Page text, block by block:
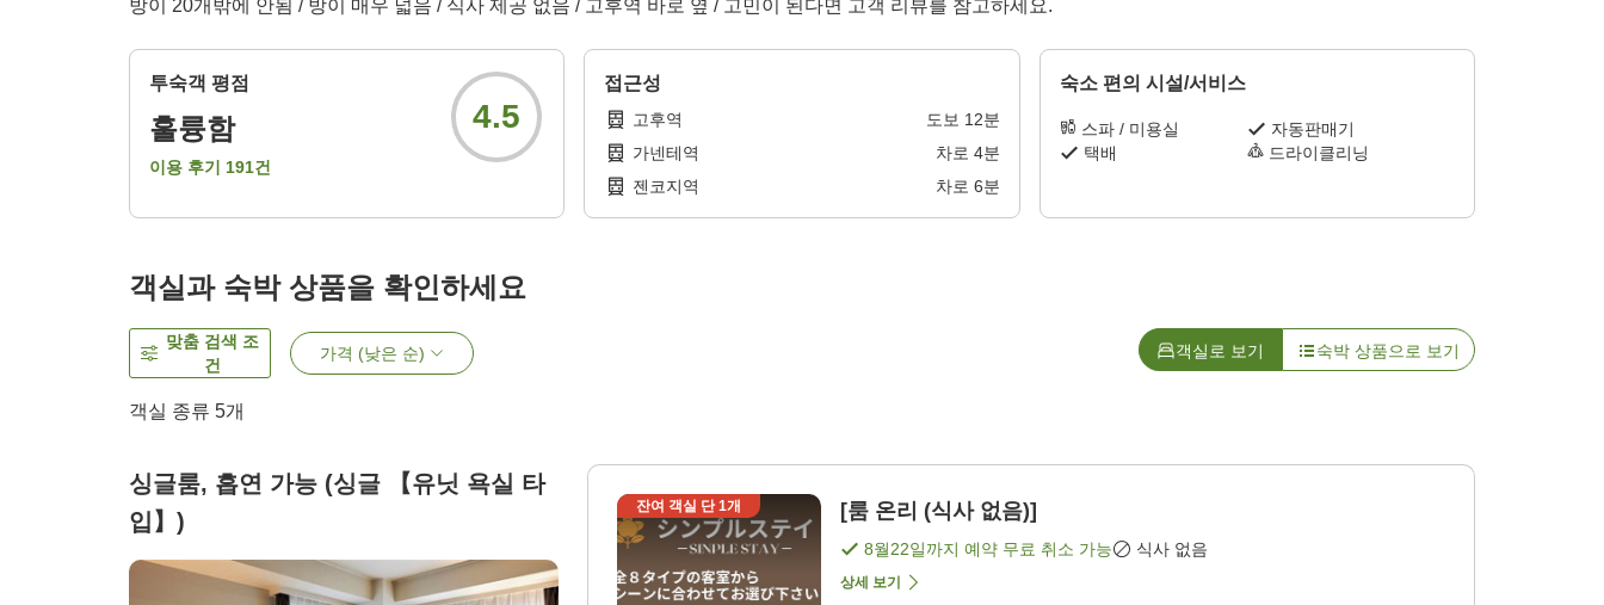
방이 20개밖에 안됨 / 방이 매우 넓음 / 식사 제공 없음 / 고후역 바로 옆 / 고민이 된다면 고객 리뷰를 참고하세요.
투숙객 평점
훌륭함
이용 후기 191건
4.5
접근성
고후역 도보 12분
가넨테역
차로 4분
젠코지역
차로 6분
숙소 편의 시설/서비스
스파 / 미용실
자동판매기
택배
드라이클리닝
객실과 숙박 상품을 확인하세요
맞춤 검색 조
건
가격 (낮은 순) 객실로 보기 숙박 상품으로 보기
객실 종류 5개
싱글룸, 흡연 가능 (싱글 【유닛 욕실 타
입】)
잔여 객실 단1개 [룸 온리 (식사 없음)]
8월22일까지 예약 무료 취소 가능 식사 없음
상세 보기